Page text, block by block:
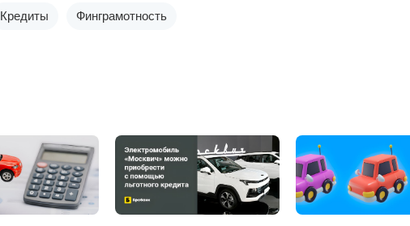
Кредиты Финграмотность